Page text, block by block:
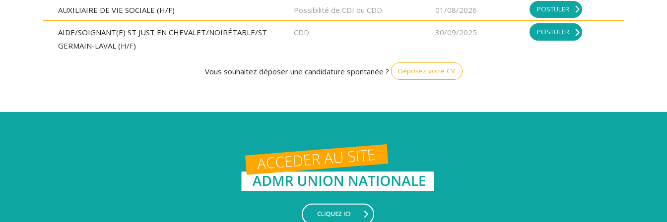
AUXILIAIRE DE VIE SOCIALE (H/F) Possibilité de CDI ou CDD 01/08/2026 POSTULER
AIDE/SOIGNANT(E) ST JUST EN CHEVALET/NOIRÉTABLE/ST
GERMAIN-LAVAL (H/F)
CDD 30/09/2025 POSTULER
Vous souhaitez déposer une candidature spontanée ? Déposez votre CV